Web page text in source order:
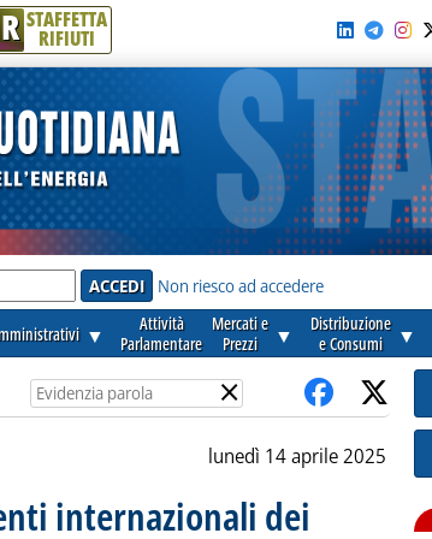
R STAFFETTA
RIFIUTI
Non riesco ad accedere
▼
Attività
Parlamentare
Mercati e
Prezzi
▼
Distribuzione
e Consumi
▼
×
lunedì 14 aprile 2025
internazionali dei